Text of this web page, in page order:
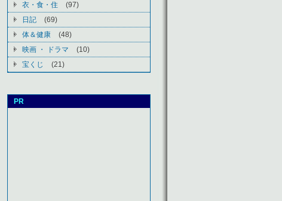
衣・食・住
(97)
日記
(69)
体＆健康
(48)
映画 ・ ドラマ
(10)
宝くじ
(21)
PR